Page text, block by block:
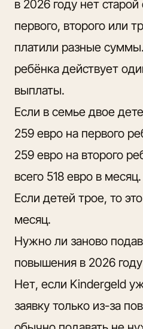
в 2026 году нет
первого, второго или
платили разные
ребёнка действует
выплаты.
Если в семье двое
259 евро на первого
259 евро на второго
всего 518 евро в месяц.
Если детей трое, то
месяц.
Нужно ли заново
повышения в 2026 году
Нет, если Kindergeld
заявку только из-за